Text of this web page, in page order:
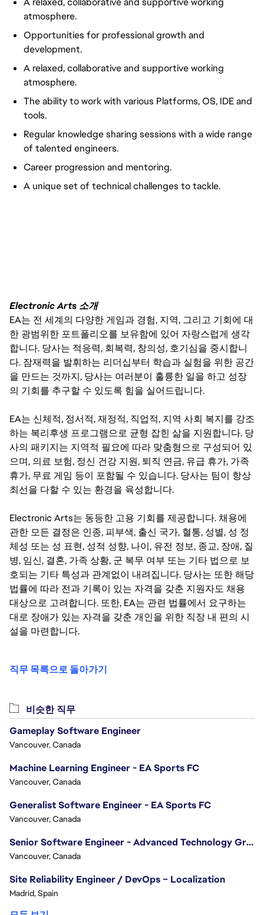
atmosphere.
Opportunities for professional growth and
development.
A relaxed, collaborative and supportive working
atmosphere.
The ability to work with various Platforms, OS, IDE and
tools.
Regular knowledge sharing sessions with a wide range
of talented engineers.
Career progression and mentoring.
A unique set of technical challenges to tackle.
Electronic Arts 소개
EA는 전 세계의 다양한 게임과 경험, 지역, 그리고 기회에 대
한 광범위한 포트폴리오를 보유함에 있어 자랑스럽게 생각
합니다. 당사는 적응력, 회복력, 창의성, 호기심을 중시합니
다. 잠재력을 발휘하는 리더십부터 학습과 실험을 위한 공간
을 만드는 것까지, 당사는 여러분이 훌륭한 일을 하고 성장
의 기회를 추구할 수 있도록 힘을 실어드립니다.
EA는 신체적, 정서적, 재정적, 직업적, 지역 사회 복지를 강조
하는 복리후생 프로그램으로 균형 잡힌 삶을 지원합니다. 당
사의 패키지는 지역적 필요에 따라 맞춤형으로 구성되어 있
으며, 의료 보험, 정신 건강 지원, 퇴직 연금, 유급 휴가, 가족
휴가, 무료 게임 등이 포함될 수 있습니다. 당사는 팀이 항상
최선을 다할 수 있는 환경을 육성합니다.
Electronic Arts는 동등한 고용 기회를 제공합니다. 채용에
관한 모든 결정은 인종, 피부색, 출신 국가, 혈통, 성별, 성 정
체성 또는 성 표현, 성적 성향, 나이, 유전 정보, 종교, 장애, 질
병, 임신, 결혼, 가족 상황, 군 복무 여부 또는 기타 법으로 보
호되는 기타 특성과 관계없이 내려집니다. 당사는 또한 해당
법률에 따라 전과 기록이 있는 자격을 갖춘 지원자도 채용
대상으로 고려합니다. 또한, EA는 관련 법률에서 요구하는
대로 장애가 있는 자격을 갖춘 개인을 위한 직장 내 편의 시
설을 마련합니다.
직무 목록으로 돌아가기
비슷한 직무
Gameplay Software Engineer
Vancouver, Canada
Machine Learning Engineer - EA Sports FC
Vancouver, Canada
Generalist Software Engineer - EA Sports FC
Vancouver, Canada
Senior Software Engineer - Advanced Technology Group
Vancouver, Canada
Site Reliability Engineer / DevOps – Localization
Madrid, Spain